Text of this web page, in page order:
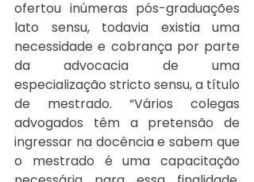
ofertou inúmeras pós-graduações
lato sensu, todavia existia uma
necessidade e cobrança por parte
da advocacia de uma
especialização stricto sensu, a título
de mestrado. “Vários colegas
advogados têm a pretensão de
ingressar na docência e sabem que
o mestrado é uma capacitação